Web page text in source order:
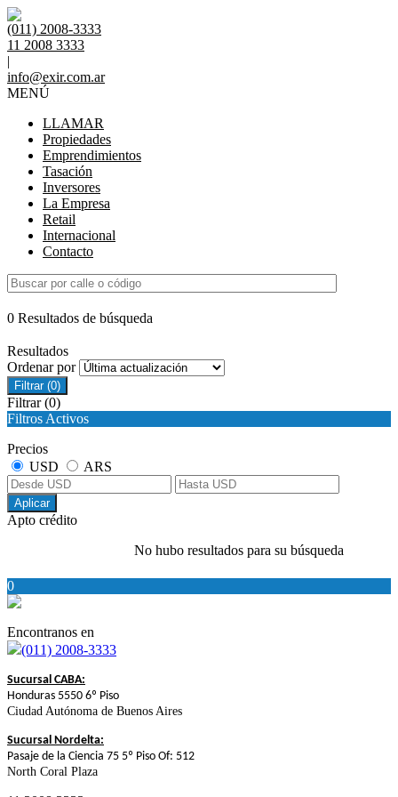
(011) 2008-3333
11 2008 3333
|
info@exir.com.ar
MENÚ
LLAMAR
Propiedades
Emprendimientos
Tasación
Inversores
La Empresa
Retail
Internacional
Contacto
0 Resultados de búsqueda
Resultados
Ordenar por
Filtrar (0)
Filtrar (0)
Filtros Activos
Precios
USD
ARS
Aplicar
Apto crédito
No hubo resultados para su búsqueda
0
Encontranos en
(011) 2008-3333
Sucursal CABA:
Honduras 5550 6º Piso
Ciudad Autónoma de Buenos Aires
Sucursal Nordelta:
Pasaje de la Ciencia 75 5º Piso Of: 512
North Coral Plaza